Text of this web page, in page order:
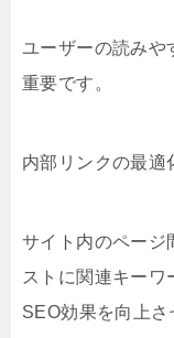
ユーザーの読みや
重要です。
内部リンクの最適
サイト内のページ
ストに関連キーワ
SEO効果を向上さ